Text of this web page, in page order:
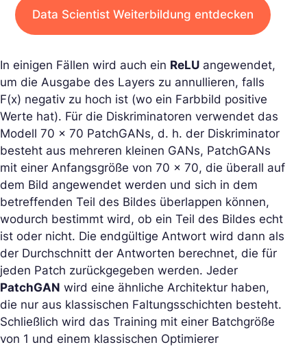
Data Scientist Weiterbildung entdecken
In einigen Fällen wird auch ein ReLU angewendet,
um die Ausgabe des Layers zu annullieren, falls
F(x) negativ zu hoch ist (wo ein Farbbild positive
Werte hat). Für die Diskriminatoren verwendet das
Modell 70 x 70 PatchGANs, d. h. der Diskriminator
besteht aus mehreren kleinen GANs, PatchGANs
mit einer Anfangsgröße von 70 x 70, die überall auf
dem Bild angewendet werden und sich in dem
betreffenden Teil des Bildes überlappen können,
wodurch bestimmt wird, ob ein Teil des Bildes echt
ist oder nicht. Die endgültige Antwort wird dann als
der Durchschnitt der Antworten berechnet, die für
jeden Patch zurückgegeben werden. Jeder
PatchGAN wird eine ähnliche Architektur haben,
die nur aus klassischen Faltungsschichten besteht.
Schließlich wird das Training mit einer Batchgröße
von 1 und einem klassischen Optimierer